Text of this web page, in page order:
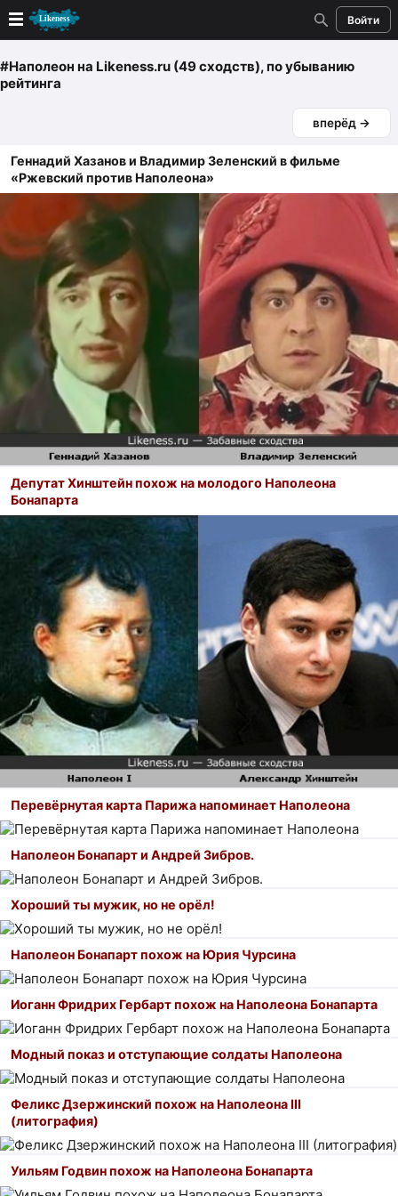
Войти
Новые
Голосование
Кандидаты
Случайное сходство 👍
Создать сходство
Для публикации необходима авторизация
Поиск
#Наполеон на Likeness.ru (49 сходств), по убыванию
рейтинга
вперёд →
Геннадий Хазанов и Владимир Зеленский в фильме
«Ржевский против Наполеона»
Депутат Хинштейн похож на молодого Наполеона
Бонапарта
Перевёрнутая карта Парижа напоминает Наполеона
Наполеон Бонапарт и Андрей Зибров.
Хороший ты мужик, но не орёл!
Наполеон Бонапарт похож на Юрия Чурсина
Иоганн Фридрих Гербарт похож на Наполеона Бонапарта
Модный показ и отступающие солдаты Наполеона
Феликс Дзержинский похож на Наполеона III
(литография)
Уильям Годвин похож на Наполеона Бонапарта